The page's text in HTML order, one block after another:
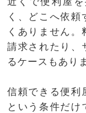
く、どこへ依
くありません
請求されたり、
るケースもあり
信頼できる便利
という条件だけ